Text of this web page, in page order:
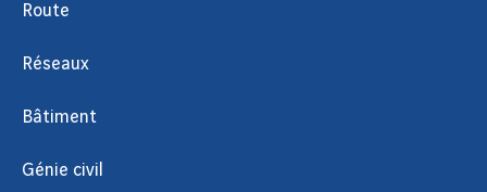
Route
Réseaux
Bâtiment
Génie civil